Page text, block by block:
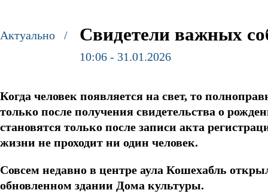
Актуально / Свидетели важных
10:06 - 31.01.2026
Когда человек появляется на свет, то
только после получения свидетельства о
становятся только после записи акта
жизни не проходит ни один человек.
Совсем недавно в центре аула Кошехабль
обновленном здании Дома культуры.